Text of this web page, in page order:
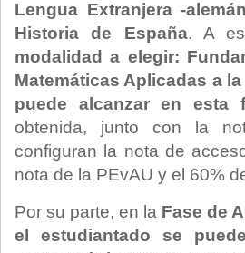
Lengua Extranjera -
Historia de España. A
modalidad a elegir:
Matemáticas Aplicadas a
puede alcanzar en
obtenida, junto con la
configuran la nota de
nota de la PEvAU y el 60%
Por su parte, en la Fase de
el estudiantado se